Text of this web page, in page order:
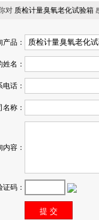
对 质检计量臭氧老化试验箱
产品：
姓名：
电话：
名称：
内容：
证码：